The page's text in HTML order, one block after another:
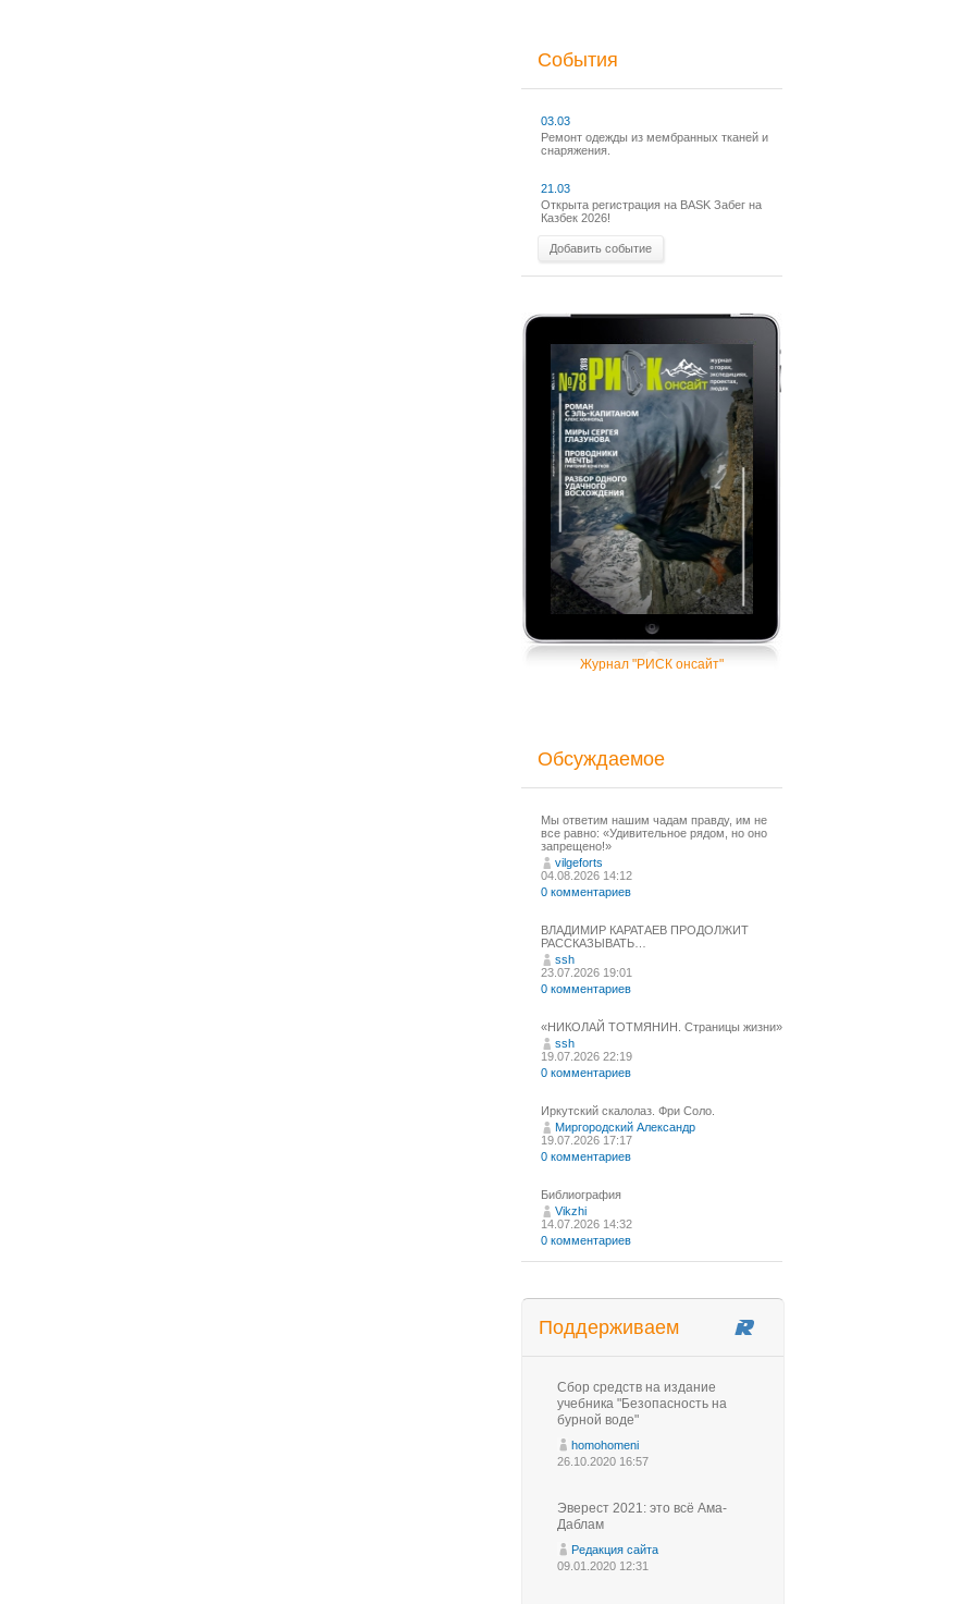
События
03.03
Ремонт одежды из мембранных тканей и
снаряжения.
21.03
Открыта регистрация на BASK Забег на
Казбек 2026!
Добавить событие
Журнал "РИСК онсайт"
Обсуждаемое
Мы ответим нашим чадам правду, им не
все равно: «Удивительное рядом, но оно
запрещено!»
vilgeforts
04.08.2026 14:12
0 комментариев
ВЛАДИМИР КАРАТАЕВ ПРОДОЛЖИТ
РАССКАЗЫВАТЬ…
ssh
23.07.2026 19:01
0 комментариев
«НИКОЛАЙ ТОТМЯНИН. Страницы жизни»
ssh
19.07.2026 22:19
0 комментариев
Иркутский скалолаз. Фри Соло.
Миргородский Александр
19.07.2026 17:17
0 комментариев
Библиография
Vikzhi
14.07.2026 14:32
0 комментариев
Поддерживаем
Сбор средств на издание
учебника "Безопасность на
бурной воде"
homohomeni
26.10.2020 16:57
Эверест 2021: это всё Ама-
Даблам
Редакция сайта
09.01.2020 12:31